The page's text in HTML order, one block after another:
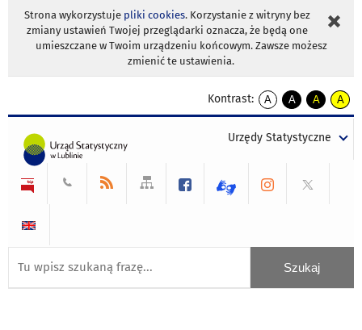
Strona wykorzystuje pliki cookies. Korzystanie z witryny bez
zmiany ustawień Twojej przeglądarki oznacza, że będą one
umieszczane w Twoim urządzeniu końcowym. Zawsze możesz
zmienić te ustawienia.
Kontrast:
A
kontrast
A
kontrast
tekst
czarnym
A
kontrast
tekst
czarnym
A
tekst
żółtym
Urzędy Statystyczne